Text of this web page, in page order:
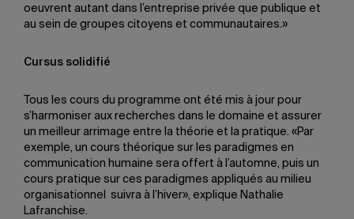
oeuvrent autant dans l’entreprise privée que publique et
au sein de groupes citoyens et communautaires.»
Cursus solidifié
Tous les cours du programme ont été mis à jour pour
s’harmoniser aux recherches dans le domaine et assurer
un meilleur arrimage entre la théorie et la pratique. «Par
exemple, un cours théorique sur les paradigmes en
communication humaine sera offert à l’automne, puis un
cours pratique sur ces paradigmes appliqués au milieu
organisationnel suivra à l’hiver», explique Nathalie
Lafranchise.